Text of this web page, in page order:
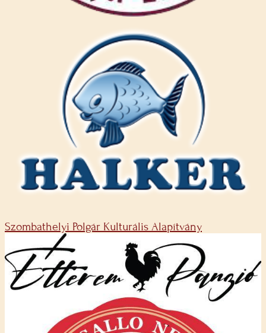
Szombathelyi Polgár Kulturális Alapítvány